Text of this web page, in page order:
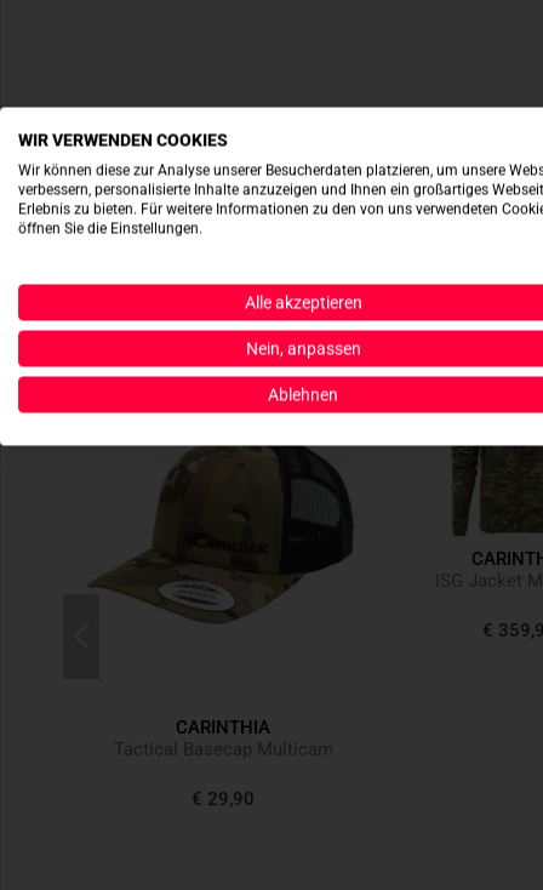
CARINTHIA
Tactical Basecap Multicam
€ 29,90
ISG Jacket
€
WIR VERWENDEN COOKIES
Wir können diese zur Analyse unserer Besucherdaten platzieren, um unsere
verbessern, personalisierte Inhalte anzuzeigen und Ihnen ein großartiges
Erlebnis zu bieten. Für weitere Informationen zu den von uns verwendeten
öffnen Sie die Einstellungen.
Alle akzeptieren
Nein, anpassen
Ablehnen